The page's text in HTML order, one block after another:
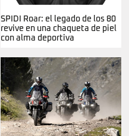
SPIDI Roar: el legado de los 80
revive en una chaqueta de piel
con alma deportiva